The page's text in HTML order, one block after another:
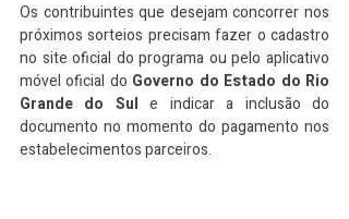
Os contribuintes que desejam concorrer nos
próximos sorteios precisam fazer o cadastro
no site oficial do programa ou pelo aplicativo
móvel oficial do Governo do Estado do Rio
Grande do Sul e indicar a inclusão do
documento no momento do pagamento nos
estabelecimentos parceiros.